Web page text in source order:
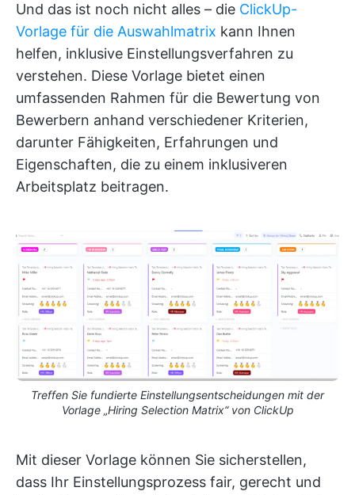
Und das ist noch nicht alles – die ClickUp-
Vorlage für die Auswahlmatrix kann Ihnen
helfen, inklusive Einstellungsverfahren zu
verstehen. Diese Vorlage bietet einen
umfassenden Rahmen für die Bewertung von
Bewerbern anhand verschiedener Kriterien,
darunter Fähigkeiten, Erfahrungen und
Eigenschaften, die zu einem inklusiveren
Arbeitsplatz beitragen.
Treffen Sie fundierte Einstellungsentscheidungen mit der
Vorlage „Hiring Selection Matrix“ von ClickUp
Mit dieser Vorlage können Sie sicherstellen,
dass Ihr Einstellungsprozess fair, gerecht und